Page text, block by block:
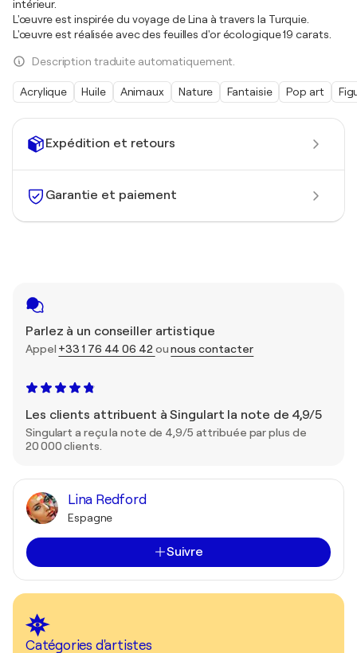
Expédition et retours
Garantie et paiement
Parlez à un conseiller artistique
Appel +33 1 76 44 06 42 ounous contacter
Les clients attribuent à Singulart la note de 4,9/5
Singulart a reçu la note de 4,9/5 attribuée par plus de
20 000 clients.
Lina Redford
Espagne
Suivre
Catégories d'artistes
intérieur.
L'œuvre est inspirée du voyage de Lina à travers la Turquie.
L'œuvre est réalisée avec des feuilles d'or écologique 19 carats.
Description traduite automatiquement.
Acrylique Huile Animaux Nature Fantaisie Pop art